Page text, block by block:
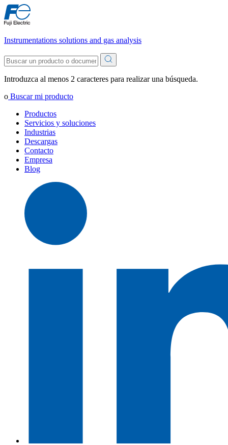
Instrumentations solutions and gas analysis
Introduzca al menos 2 caracteres para realizar una búsqueda.
o Buscar mi producto
Productos
Servicios y soluciones
Industrias
Descargas
Contacto
Empresa
Blog